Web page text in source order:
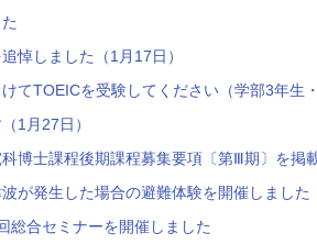
悼しました（1月17日）
てTOEICを受験してください（学部3年生
1月27日）
博士課程後期課程募集要項〔第Ⅲ期〕を掲
が発生した場合の避難体験を開催しました
合セミナーを開催しました